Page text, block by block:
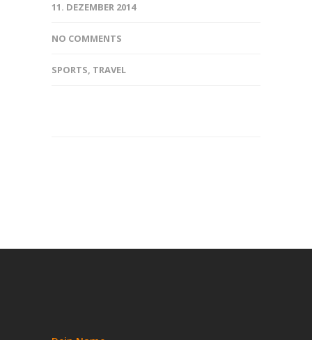
11. DEZEMBER 2014
NO COMMENTS
SPORTS, TRAVEL